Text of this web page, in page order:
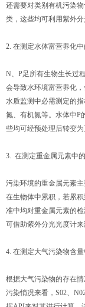
还需要对类别有机污染
类，这些均可利用紫外分
2. 在测定水体富营养化中
N、P足所有生物生长过
会导致水环境富营养化
水质监测中必需测定的
氮、有机氮等。水体中P
些均可经预处理后转变
3. 在测定重金属元素中
污染环境的重金属元素
在生物体中累积，若累
准中均对重金属元素的
可借助紫外分光光度计来
4. 在测定大气污染物含量
根据大气污染物的存在
污染悄况来看，S02、